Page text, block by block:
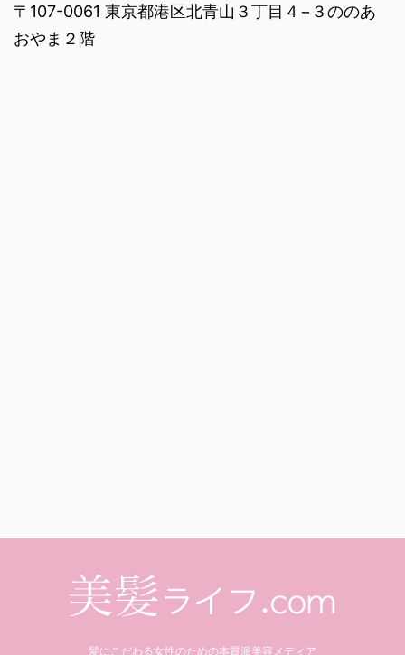
〒107-0061 東京都港区北青山３丁目４−３ののあ
おやま２階
髪にこだわる女性のための本質派美容メディア